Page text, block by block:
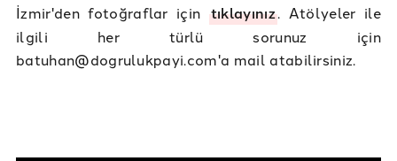
İzmir'den fotoğraflar için tıklayınız. Atölyeler ile
ilgili her türlü sorunuz için
batuhan@dogrulukpayi.com'a mail atabilirsiniz.